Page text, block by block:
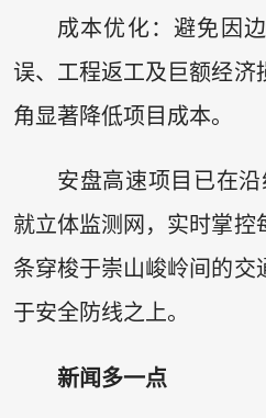
成本优化：避免因
误、工程返工及巨额经济
角显著降低项目成本。
安盘高速项目已在
就立体监测网，实时掌控
条穿梭于崇山峻岭间的交
于安全防线之上。
新闻多一点